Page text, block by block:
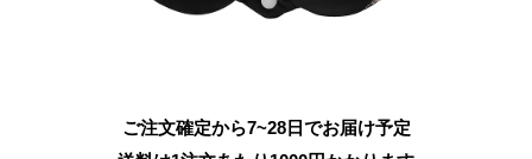
ご注文確定から7~28日でお届け予定